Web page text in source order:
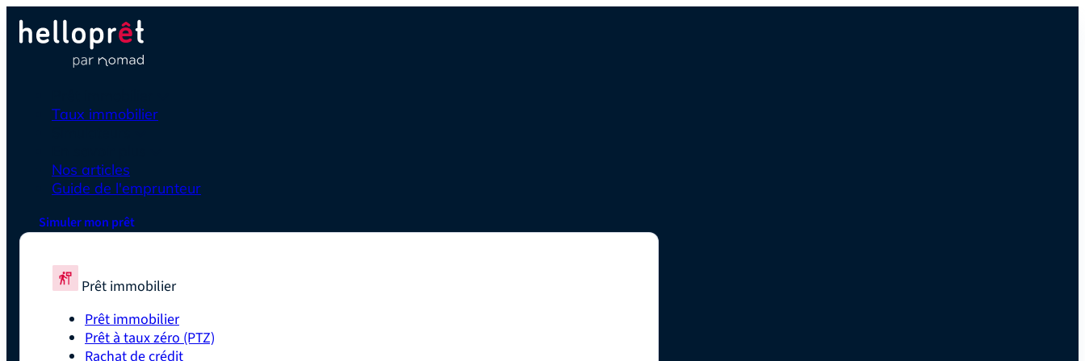
Taux immobilier
Nos articles
Guide de l'emprunteur
Simuler mon prêt
Prêt immobilier
Prêt immobilier
Prêt à taux zéro (PTZ)
Rachat de crédit